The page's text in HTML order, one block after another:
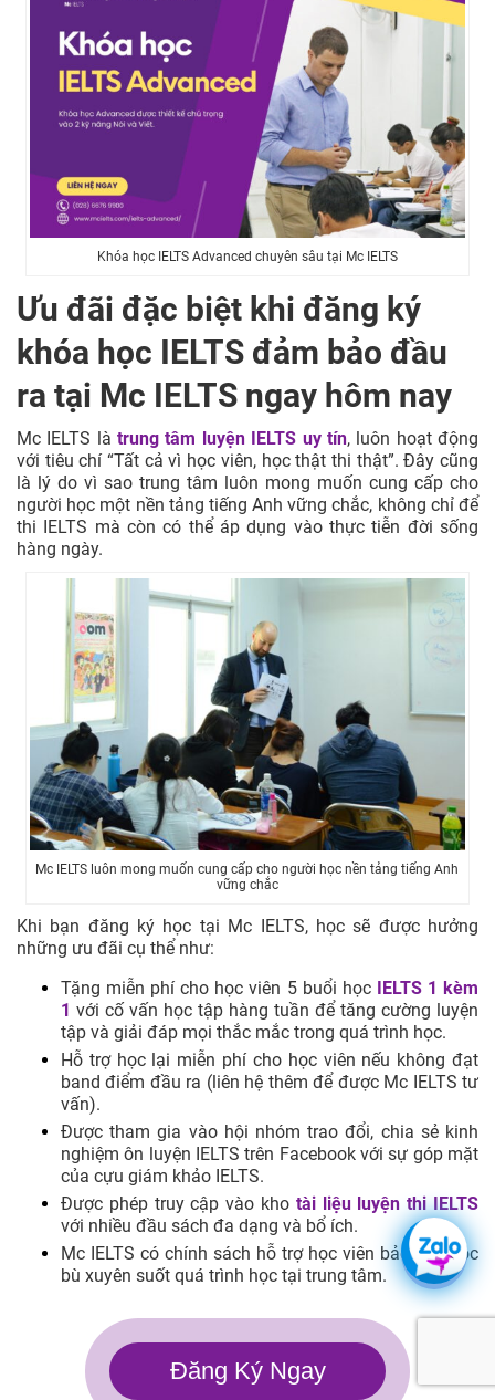
Khóa học IELTS Advanced chuyên sâu tại Mc IELTS
Ưu đãi đặc biệt khi đăng ký
khóa học IELTS đảm bảo đầu
ra tại Mc IELTS ngay hôm nay
Mc IELTS làtrung tâm luyện IELTS uy tín, luôn hoạt động
với tiêu chí “Tất cả vì học viên, học thật thi thật”. Đây cũng
là lý do vì sao trung tâm luôn mong muốn cung cấp cho
người học một nền tảng tiếng Anh vững chắc, không chỉ để
thi IELTS mà còn có thể áp dụng vào thực tiễn đời sống
hàng ngày.
Mc IELTS luôn mong muốn cung cấp cho người học nền tảng tiếng Anh
vững chắc
Khi bạn đăng ký học tại Mc IELTS, học sẽ được hưởng
những ưu đãi cụ thể như:
Tặng miễn phí cho học viên 5 buổi học IELTS 1 kèm
1 với cố vấn học tập hàng tuần để tăng cường luyện
tập và giải đáp mọi thắc mắc trong quá trình học.
Hỗ trợ học lại miễn phí cho học viên nếu không đạt
band điểm đầu ra (liên hệ thêm để được Mc IELTS tư
vấn).
Được tham gia vào hội nhóm trao đổi, chia sẻ kinh
nghiệm ôn luyện IELTS trên Facebook với sự góp mặt
của cựu giám khảo IELTS.
Được phép truy cập vào kho tài liệu luyện thi IELTS
với nhiều đầu sách đa dạng và bổ ích.
Mc IELTS có chính sách hỗ trợ học viên bảo lưu, học
bù xuyên suốt quá trình học tại trung tâm.
Đăng Ký Ngay